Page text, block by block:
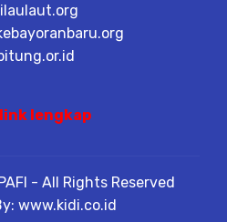
lengkap
- All Rights Reserved
www.kidi.co.id